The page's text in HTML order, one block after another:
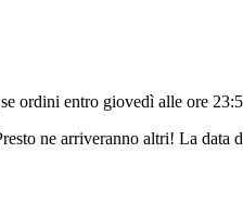
ordini entro giovedì alle ore
ne arriveranno altri! La